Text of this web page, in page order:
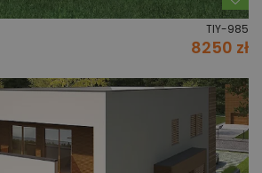
TIY-985
8250 zł